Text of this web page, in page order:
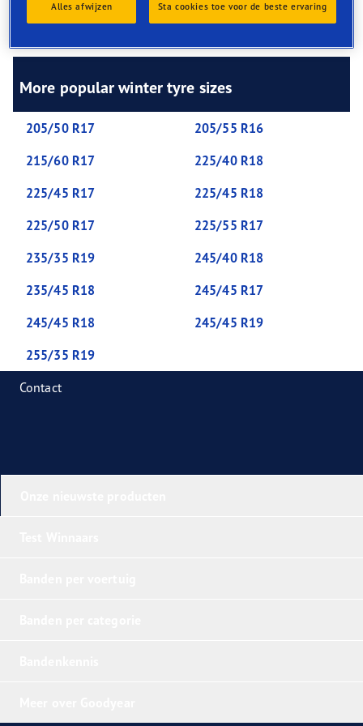
bite to grip winter roads, hills and sharp corners, and
More popular winter tyre sizes
205/50 R17
205/55 R16
215/60 R17
225/40 R18
225/45 R17
225/45 R18
225/50 R17
225/55 R17
235/35 R19
245/40 R18
235/45 R18
245/45 R17
245/45 R18
245/45 R19
255/35 R19
Contact
Alles afwijzen Sta cookies toe voor de beste ervaring